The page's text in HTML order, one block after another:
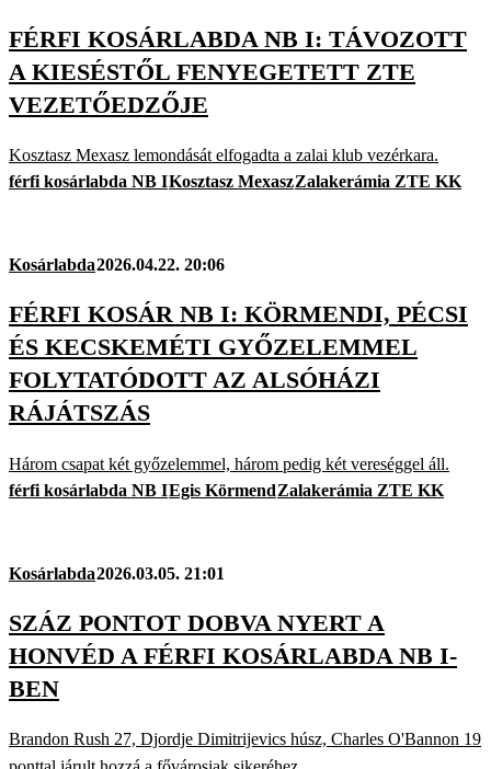
FÉRFI KOSÁRLABDA NB I: TÁVOZOTT
A KIESÉSTŐL FENYEGETETT ZTE
VEZETŐEDZŐJE
Kosztasz Mexasz lemondását elfogadta a zalai klub vezérkara.
férfi kosárlabda NB IKosztasz MexaszZalakerámia ZTE KK
Kosárlabda2026.04.22. 20:06
FÉRFI KOSÁR NB I: KÖRMENDI, PÉCSI
ÉS KECSKEMÉTI GYŐZELEMMEL
FOLYTATÓDOTT AZ ALSÓHÁZI
RÁJÁTSZÁS
Három csapat két győzelemmel, három pedig két vereséggel áll.
férfi kosárlabda NB IEgis KörmendZalakerámia ZTE KK
Kosárlabda2026.03.05. 21:01
SZÁZ PONTOT DOBVA NYERT A
HONVÉD A FÉRFI KOSÁRLABDA NB I-
BEN
Brandon Rush 27, Djordje Dimitrijevics húsz, Charles O'Bannon 19